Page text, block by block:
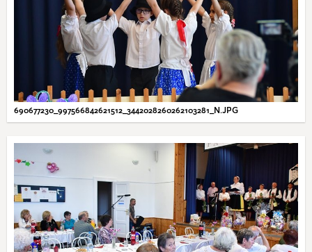
690677230_997566842621512_3442028260262103281_N.JPG